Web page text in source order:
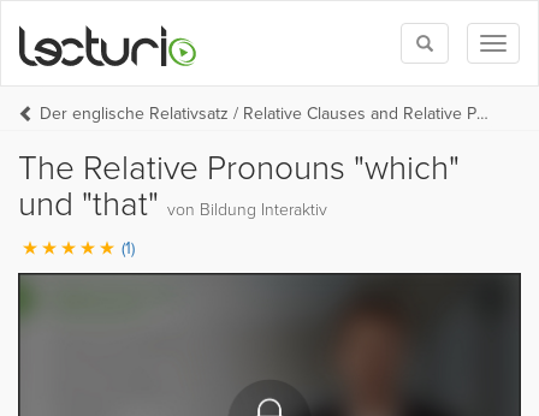
Toggle
search
Der englische Relativsatz / Relative Clauses and Relative Pronouns
The Relative Pronouns "which"
und "that" von Bildung Interaktiv
(1)